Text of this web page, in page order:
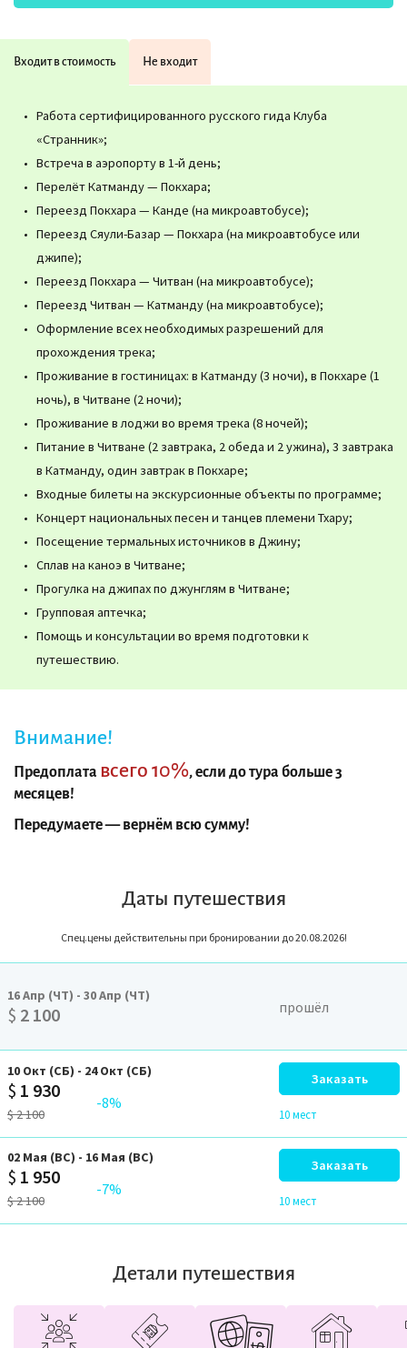
Входит в стоимость Не входит
Работа сертифицированного русского гида Клуба
«Странник»;
Встреча в аэропорту в 1-й день;
Перелёт Катманду — Покхара;
Переезд Покхара — Канде (на микроавтобусе);
Переезд Сяули-Базар — Покхара (на микроавтобусе или
джипе);
Переезд Покхара — Читван (на микроавтобусе);
Переезд Читван — Катманду (на микроавтобусе);
Оформление всех необходимых разрешений для
прохождения трека;
Проживание в гостиницах: в Катманду (3 ночи), в Покхаре (1
ночь), в Читване (2 ночи);
Проживание в лоджи во время трека (8 ночей);
Питание в Читване (2 завтрака, 2 обеда и 2 ужина), 3 завтрака
в Катманду, один завтрак в Покхаре;
Входные билеты на экскурсионные объекты по программе;
Концерт национальных песен и танцев племени Тхару;
Посещение термальных источников в Джину;
Сплав на каноэ в Читване;
Прогулка на джипах по джунглям в Читване;
Групповая аптечка;
Помощь и консультации во время подготовки к
путешествию.
Внимание!
Предоплата всего 10%, если до тура больше 3
месяцев!
Передумаете — вернём всю сумму!
Даты путешествия
Спец.цены действительны при бронировании до 20.08.2026!
16Апр (ЧТ) - 30Апр (ЧТ)
$ 2 100 прошёл
10 Окт (СБ) - 24 Окт (СБ)
$2 100
$ 1 930
-8%
Заказать
10 мест
02 Мая (ВС) - 16 Мая (ВС)
$2 100
$ 1 950
-7%
Заказать
10 мест
Детали путешествия